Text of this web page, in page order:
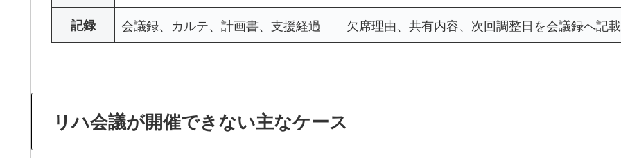
記録
会議録、カルテ、計画書、支援経過 欠席理由、共有内容、次回調整日を会議録へ記
リハ会議が開催できない主なケース